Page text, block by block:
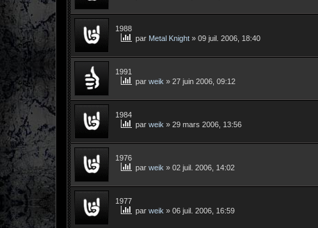
1988
par Metal Knight » 09 juil. 2006, 18:40
1991
par weik » 27 juin 2006, 09:12
1984
par weik » 29 mars 2006, 13:56
1976
par weik » 02 juil. 2006, 14:02
1977
par weik » 06 juil. 2006, 16:59